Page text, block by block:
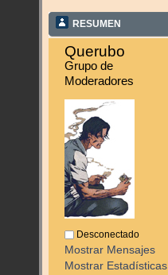
RESUMEN
Querubo
Grupo de
Moderadores
Desconectado
Mostrar Mensajes
Mostrar Estadísticas